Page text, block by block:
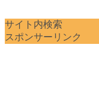
サイト内検索
スポンサーリンク